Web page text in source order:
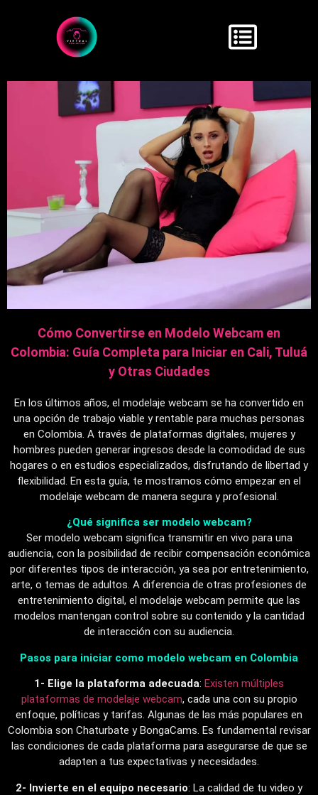
Cómo Convertirse en Modelo Webcam en
Colombia: Guía Completa para Iniciar en Cali, Tuluá
y Otras Ciudades
En los últimos años, el modelaje webcam se ha convertido en
una opción de trabajo viable y rentable para muchas personas
en Colombia. A través de plataformas digitales, mujeres y
hombres pueden generar ingresos desde la comodidad de sus
hogares o en estudios especializados, disfrutando de libertad y
flexibilidad. En esta guía, te mostramos cómo empezar en el
modelaje webcam de manera segura y profesional.
¿Qué significa ser modelo webcam?
Ser modelo webcam significa transmitir en vivo para una
audiencia, con la posibilidad de recibir compensación económica
por diferentes tipos de interacción, ya sea por entretenimiento,
arte, o temas de adultos. A diferencia de otras profesiones de
entretenimiento digital, el modelaje webcam permite que las
modelos mantengan control sobre su contenido y la cantidad
de interacción con su audiencia.
Pasos para iniciar como modelo webcam en Colombia
1- Elige la plataforma adecuada: Existen múltiples
plataformas de modelaje webcam, cada una con su propio
enfoque, políticas y tarifas. Algunas de las más populares en
Colombia son Chaturbate y BongaCams. Es fundamental revisar
las condiciones de cada plataforma para asegurarse de que se
adapten a tus expectativas y necesidades.
2- Invierte en el equipo necesario: La calidad de tu video y